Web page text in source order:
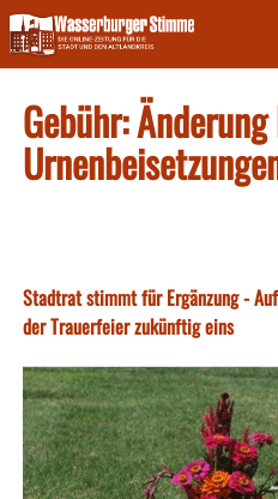
Skip
to
content
Gebühr:
Stadtrat stimmt für Ergänzung -
der Trauerfeier zukünftig eins